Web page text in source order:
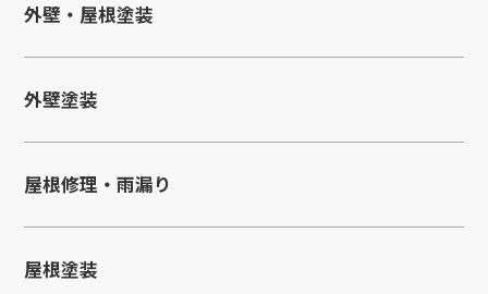
外壁・屋根塗装
外壁塗装
屋根修理・雨漏り
屋根塗装